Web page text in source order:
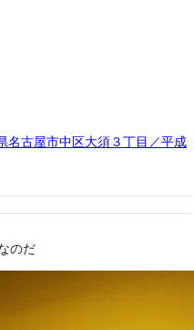
古屋市中区大須３丁目／平成
のだ